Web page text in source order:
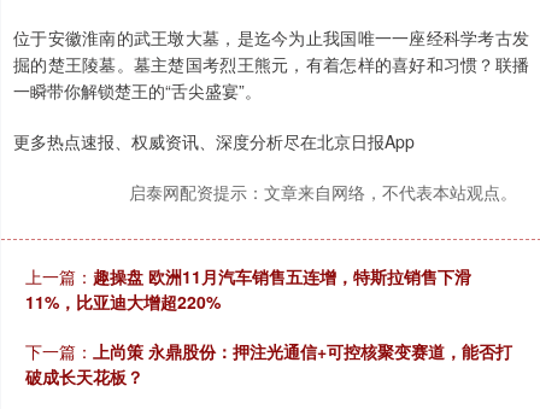
位于安徽淮南的武王墩大墓，是迄今为止我国唯一一座经科学考古发
掘的楚王陵墓。墓主楚国考烈王熊元，有着怎样的喜好和习惯？联播
一瞬带你解锁楚王的“舌尖盛宴”。
更多热点速报、权威资讯、深度分析尽在北京日报App
启泰网配资提示：文章来自网络，不代表本站观点。
上一篇： 趣操盘 欧洲11月汽车销售五连增，特斯拉销售下滑
11%，比亚迪大增超220%
下一篇： 上尚策 永鼎股份：押注光通信+可控核聚变赛道，能否打
破成长天花板？